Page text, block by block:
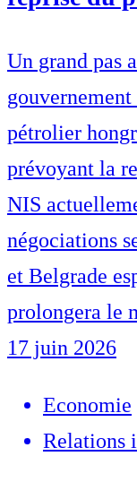
Un grand pas
gouvernement
pétrolier
prévoyant la
NIS
négociations
et Belgrade
prolongera le
17 juin 2026
Economie
Relations